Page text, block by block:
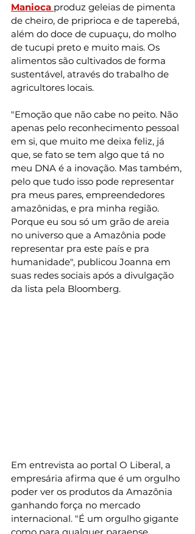
Manioca produz geleias de pimenta
de cheiro, de priprioca e de taperebá,
além do doce de cupuaçu, do molho
de tucupi preto e muito mais. Os
alimentos são cultivados de forma
sustentável, através do trabalho de
agricultores locais.
"Emoção que não cabe no peito. Não
apenas pelo reconhecimento pessoal
em si, que muito me deixa feliz, já
que, se fato se tem algo que tá no
meu DNA é a inovação. Mas também,
pelo que tudo isso pode representar
pra meus pares, empreendedores
amazônidas, e pra minha região.
Porque eu sou só um grão de areia
no universo que a Amazônia pode
representar pra este país e pra
humanidade", publicou Joanna em
suas redes sociais após a divulgação
da lista pela Bloomberg.
Em entrevista ao portal O Liberal, a
empresária afirma que é um orgulho
poder ver os produtos da Amazônia
ganhando força no mercado
internacional. "É um orgulho gigante
como para qualquer paraense.